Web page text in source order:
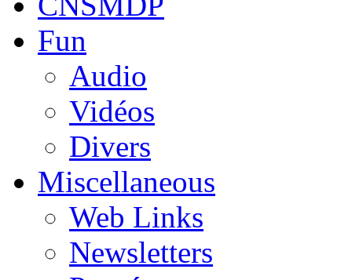
Fun
Audio
Vidéos
Divers
Miscellaneous
Web Links
Newsletters